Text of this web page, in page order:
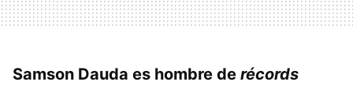
Samson Dauda es hombre de récords